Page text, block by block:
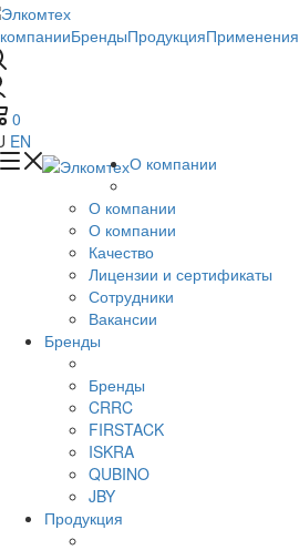
БрендыПродукцияПрименения
0
EN
О компании
О компании
О компании
Качество
Лицензии и сертификаты
Сотрудники
Вакансии
Бренды
Бренды
CRRC
FIRSTACK
ISKRA
QUBINO
JBY
Продукция